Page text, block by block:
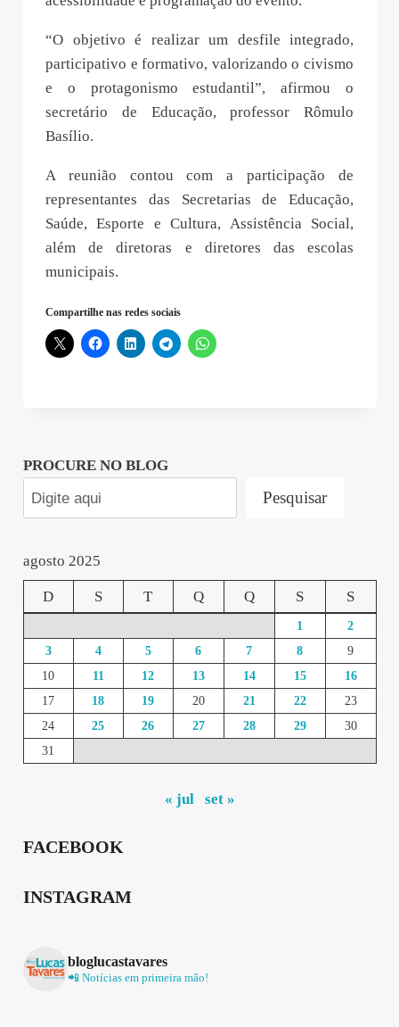
“O objetivo é realizar um desfile integrado,
participativo e formativo, valorizando o civismo
e o protagonismo estudantil”, afirmou o
secretário de Educação, professor Rômulo
Basílio.
A reunião contou com a participação de
representantes das Secretarias de Educação,
Saúde, Esporte e Cultura, Assistência Social,
além de diretoras e diretores das escolas
municipais.
Compartilhe nas redes sociais
PROCURE NO BLOG
Pesquisar
agosto 2025
D S T Q Q S S
1
2
3
4 5 6 7 8
9
10
11 12 13 14 15
16
17
18 19 20 21 22
23
24
25 26 27 28 29
30
31
« jul set »
FACEBOOK
INSTAGRAM
bloglucastavares
📲 Notícias em primeira mão!